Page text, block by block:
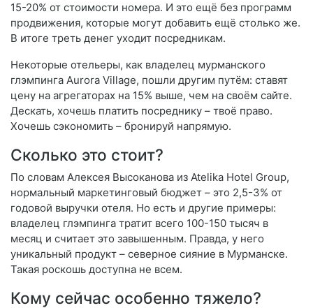
15-20% от стоимости номера. И это ещё без программ
продвижения, которые могут добавить ещё столько же.
В итоге треть денег уходит посредникам.
Некоторые отельеры, как владелец мурманского
глэмпинга Aurora Village, пошли другим путём: ставят
цену на агрегаторах на 15% выше, чем на своём сайте.
Дескать, хочешь платить посреднику – твоё право.
Хочешь сэкономить – бронируй напрямую.
Сколько это стоит?
По словам Алексея Высоканова из Atelika Hotel Group,
нормальный маркетинговый бюджет – это 2,5-3% от
годовой выручки отеля. Но есть и другие примеры:
владелец глэмпинга тратит всего 100-150 тысяч в
месяц и считает это завышенным. Правда, у него
уникальный продукт – северное сияние в Мурманске.
Такая роскошь доступна не всем.
Кому сейчас особенно тяжело?